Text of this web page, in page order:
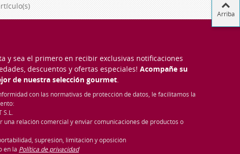
y sea el primero en recibir exclusivas notificaciones
descuentos y ofertas especiales! Acompañe su
de nuestra selección gourmet
con las normativas de protección de datos, le facilitamos la
S.L.
una relación comercial y enviar comunicaciones de productos o
supresión, limitación y oposición
en la Política de privacidad
Arriba